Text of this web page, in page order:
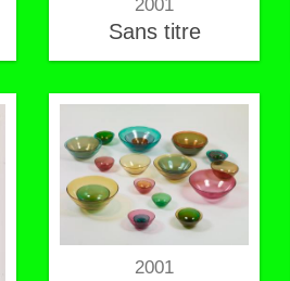
2001
Sans titre
2001